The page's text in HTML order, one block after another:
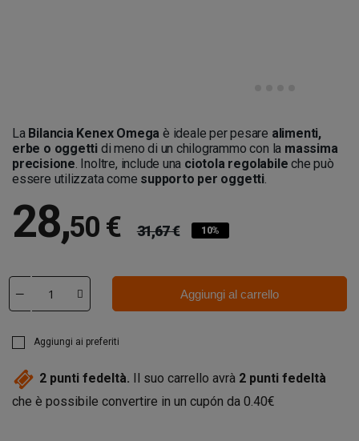
La Bilancia Kenex Omega è ideale per pesare alimenti,
erbe o oggetti di meno di un chilogrammo con la massima
precisione. Inoltre, include una ciotola regolabile che può
essere utilizzata come supporto per oggetti.
28,50 € 31,67 € 10%
Aggiungi al carrello
Aggiungi ai preferiti
2 punti fedeltà. Il suo carrello avrà 2 punti fedeltà
che è possibile convertire in un cupón da 0.40€